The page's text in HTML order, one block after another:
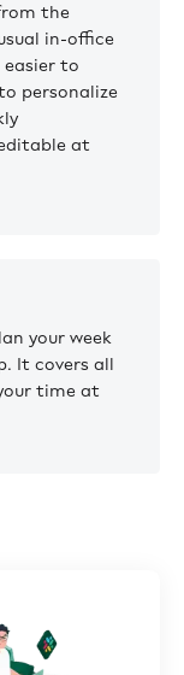
the
in-office
easier to
personalize
at
your week
It covers all
time at